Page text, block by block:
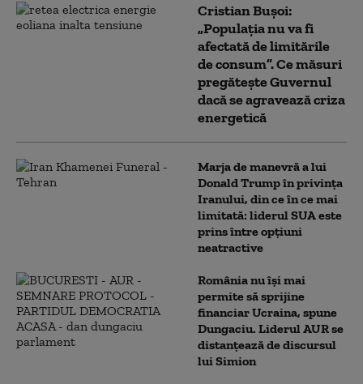
Cristian Bușoi:
„Populația nu va fi
afectată de limitările
de consum”. Ce măsuri
pregătește Guvernul
dacă se agravează criza
energetică
Marja de manevră a lui
Donald Trump în privința
Iranului, din ce în ce mai
limitată: liderul SUA este
prins între opțiuni
neatractive
România nu își mai
permite să sprijine
financiar Ucraina, spune
Dungaciu. Liderul AUR se
distanțează de discursul
lui Simion